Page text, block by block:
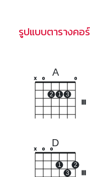
รูปแบบตารางคอ
A
x o
2 1 3
o
D
x o o
1
3
2